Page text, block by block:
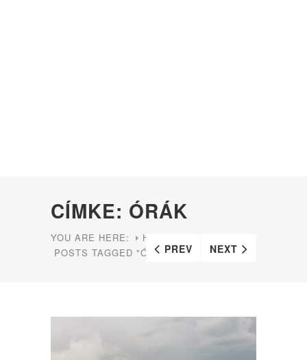
CÍMKE: ÓRÁK
YOU ARE HERE:
HOME
POSTS TAGGED "ÓRÁK"PREV NEXT